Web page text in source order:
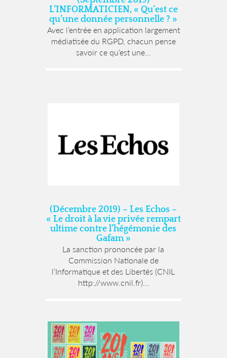
L’INFORMATICIEN, « Qu’est ce
qu’une donnée personnelle ? »
Avec l’entrée en application largement
médiatisée du RGPD, chacun pense
savoir ce qu’est une...
(Décembre 2019) – Les Echos –
« Le droit à la vie privée rempart
ultime contre l’hégémonie des
Gafam »
La sanction prononcée par la
Commission Nationale de
l’Informatique et des Libertés (CNIL
http://www.cnil.fr)...